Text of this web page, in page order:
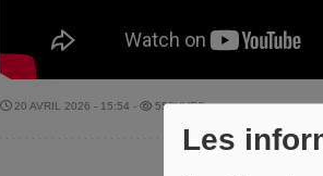
Les
20 AVRIL 2026 - 15:54 - 552VUES